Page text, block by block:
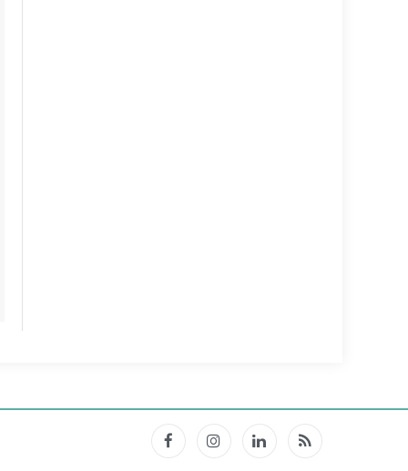
FacebookInstagramLinkedInRSS